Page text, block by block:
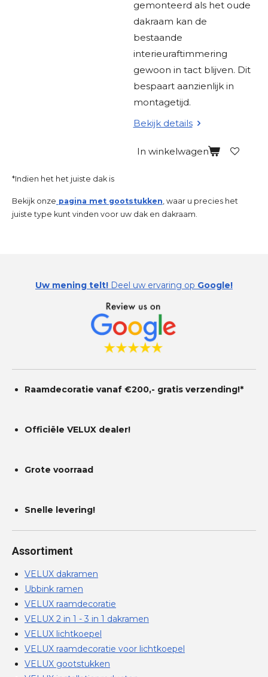
gemonteerd als het oude
dakraam kan de
bestaande
interieuraftimmering
gewoon in tact blijven. Dit
bespaart aanzienlijk in
montagetijd.
Bekijk details
In winkelwagen
*Indien het het juiste dak is
Bekijk onze pagina met gootstukken, waar u precies het
juiste type kunt vinden voor uw dak en dakraam.
Uw mening telt! Deel uw ervaring op Google!
Raamdecoratie vanaf €200,- gratis verzending!*
Officiële VELUX dealer!
Grote voorraad
Snelle levering!
Assortiment
VELUX dakramen
Ubbink ramen
VELUX raamdecoratie
VELUX 2 in 1 - 3 in 1 dakramen
VELUX lichtkoepel
VELUX raamdecoratie voor lichtkoepel
VELUX gootstukken